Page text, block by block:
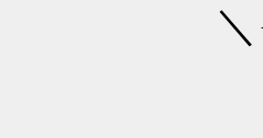
＼{＼(
/ /ﾆﾆ